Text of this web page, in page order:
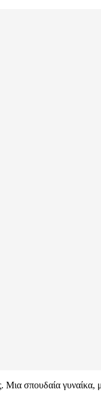
σπουδαία γυναίκα,